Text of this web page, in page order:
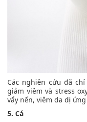
Các nghiên cứu đã
giảm viêm và stress
vẩy nến, viêm da dị
5. Cá